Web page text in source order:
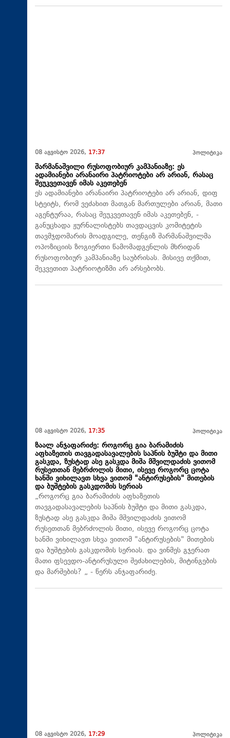
08 აგვისტო 2026, 17:37 პოლიტიკა
შარმანაშვილი რუსოფობიურ კამპანიაზე: ეს
ადამიანები არანაირი პატრიოტები არ არიან, რასაც
შეუკვეთავენ იმას აკეთებენ
ეს ადამიანები არანაირი პატრიოტები არ არიან, დიფ
სტეიტს, რომ ვეძახით მათგან მართულები არიან, მათი
აგენტურაა, რასაც შეუკვეთავენ იმას აკეთებენ, -
განუცხადა ჟურნალისტებს თავდაცვის კომიტეტის
თავმჯდომარის მოადგილე, თენგიზ შარმანაშვილმა
ოპოზიციის ზოგიერთი წამომადგენლის მხრიდან
რუსოფობიურ კამპანიაზე საუბრისას. მისივე თქმით,
შეკვეთით პატრიოტიზმი არ არსებობს.
08 აგვისტო 2026, 17:35 პოლიტიკა
ზაალ ანჯაფარიძე: როგორც გია ბარამიძის
აფხაზეთის თავგადასავალების საპნის ბუშტი და მითი
გასკდა, ზუსტად ასე გასკდა მიშა მშვილდაძის ვითომ
რუსეთთან მებრძოლის მითი, ისევე როგორც ცოტა
ხანში ვიხილავთ სხვა ვითომ "ანტირუსების" მითების
და ბუშტების გასკდომის სერიას
„როგორც გია ბარამიძის აფხაზეთის
თავგადასავალების საპნის ბუშტი და მითი გასკდა,
ზუსტად ასე გასკდა მიშა მშვილდაძის ვითომ
რუსეთთან მებრძოლის მითი, ისევე როგორც ცოტა
ხანში ვიხილავთ სხვა ვითომ "ანტირუსების" მითების
და ბუშტების გასკდომის სერიას. და ვინმეს გჯერათ
მათი ფსევდო-ანტირუსული შეძახილების, მიტინგების
და მარშების? „ - წერს ანჯაფარიძე.
08 აგვისტო 2026, 17:29 პოლიტიკა